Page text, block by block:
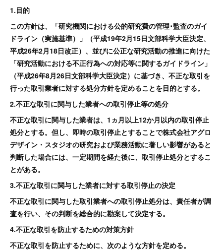
1.目的
この方針は、「研究機関における公的研究費の管理･監査のガイ
ドライン（実施基準）」（平成19年2月15日文部科学大臣決定、
平成26年2月18日改正）、並びに公正な研究活動の推進に向けた
「研究活動における不正行為への対応等に関するガイドライン」
（平成26年8月26日文部科学大臣決定）に基づき、不正な取引を
行った取引業者に対する処分方針を定めることを目的とする。
2.不正な取引に関与した業者への取引停止等の処分
不正な取引に関与した業者は、1ヵ月以上12か月以内の取引停止
処分とする。但し、即時の取引停止とすることで株式会社アグロ
デザイン・スタジオの研究および業務活動に著しい影響があると
判断した場合には、一定期間を経た後に、取引停止処分とするこ
とがある。
3.不正な取引に関与した業者に対する取引停止の決定
不正な取引に関与した取引業者への取引停止処分は、責任者が調
査を行い、その判断を総合的に勘案して決定する。
4.不正な取引を防止するための対策方針
不正な取引を防止するために、次のような方針を定める。